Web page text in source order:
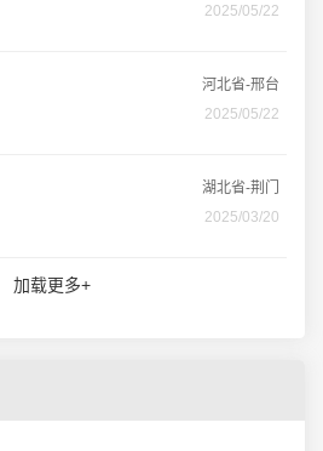
2025/05/22
河北省-邢台
2025/05/22
湖北省-荆门
2025/03/20
加载更多+